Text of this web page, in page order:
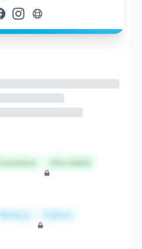
Hire talent
Node.js Python